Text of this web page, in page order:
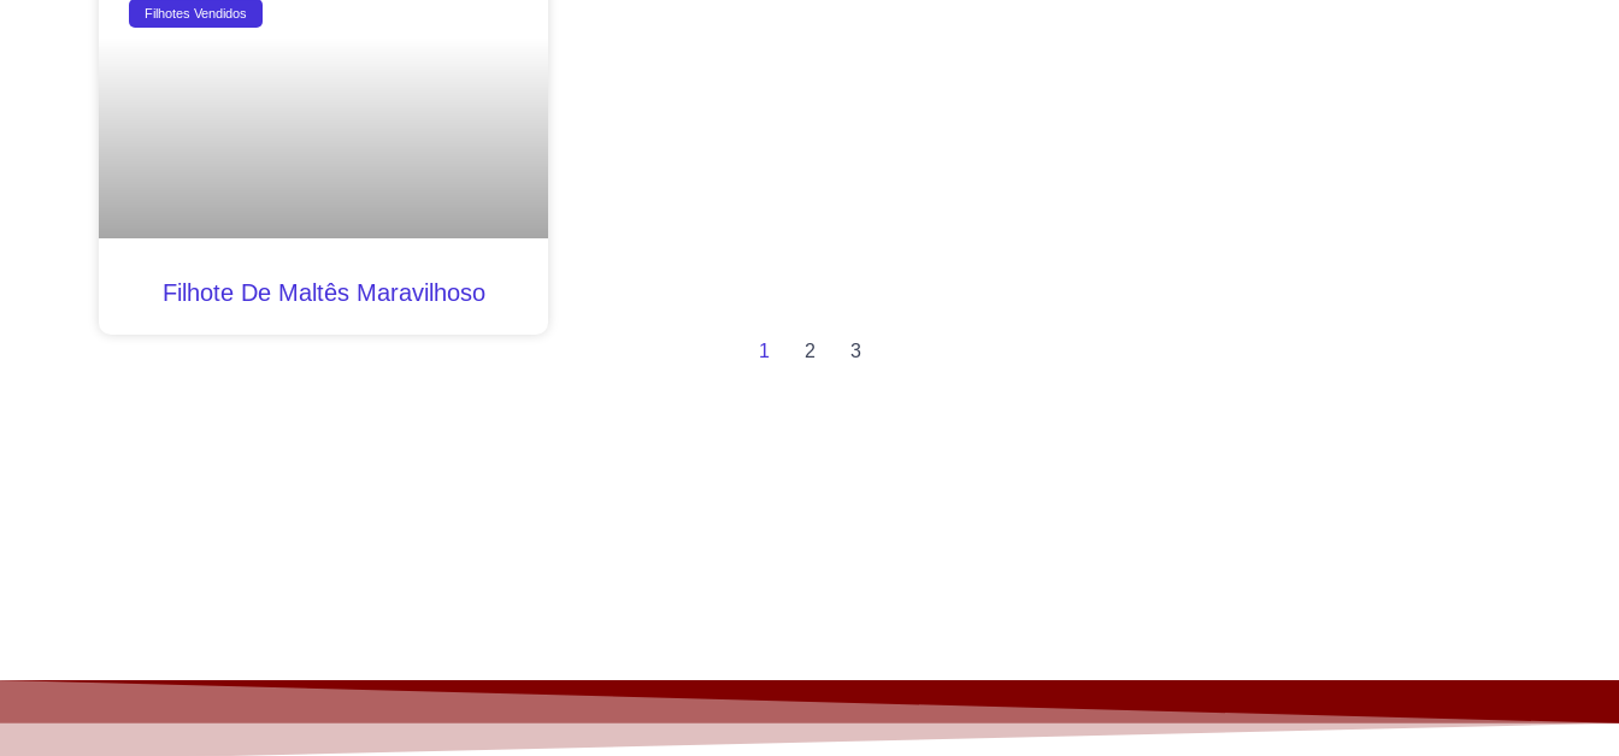
Filhotes Vendidos
Filhote De Maltês Maravilhoso
1 2 3